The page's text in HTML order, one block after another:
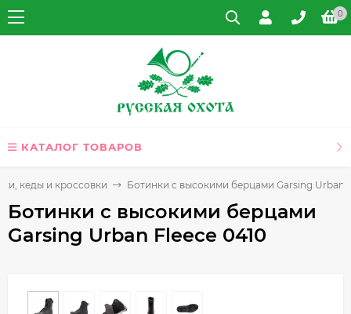
0
КАТАЛОГ ТОВАРОВ
кеды и кроссовки Ботинки с высокими берцами Garsing Urban
Ботинки с высокими берцами
Garsing Urban Fleece 0410